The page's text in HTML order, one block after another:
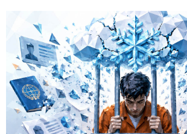
Las sanciones y restricciones contra las
tecnológicas chinas por parte de las
estadounidenses hace tiempo que son